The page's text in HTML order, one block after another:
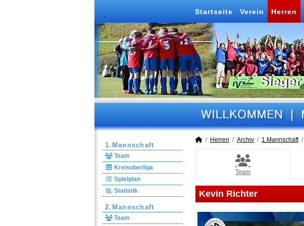
Startseite Verein Herren
1.Mannschaft
Team
Kreisoberliga
Spielplan
Statistik
2.Mannschaft
Team
Herren Archiv 1.Mannschaft
Team
Kevin Richter